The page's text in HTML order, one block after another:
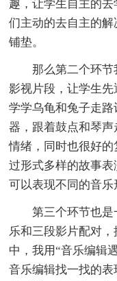
趣，让学生自主的
们主动的去自主的
铺垫。
那么第二个环
影视片段，让学生
学学乌龟和兔子走
器，跟着鼓点和琴
情绪，同时也很好
过形式多样的故事
可以表现不同的音乐
第三个环节也
乐和三段影片配对
中，我用“音乐编辑
音乐编辑找一找的